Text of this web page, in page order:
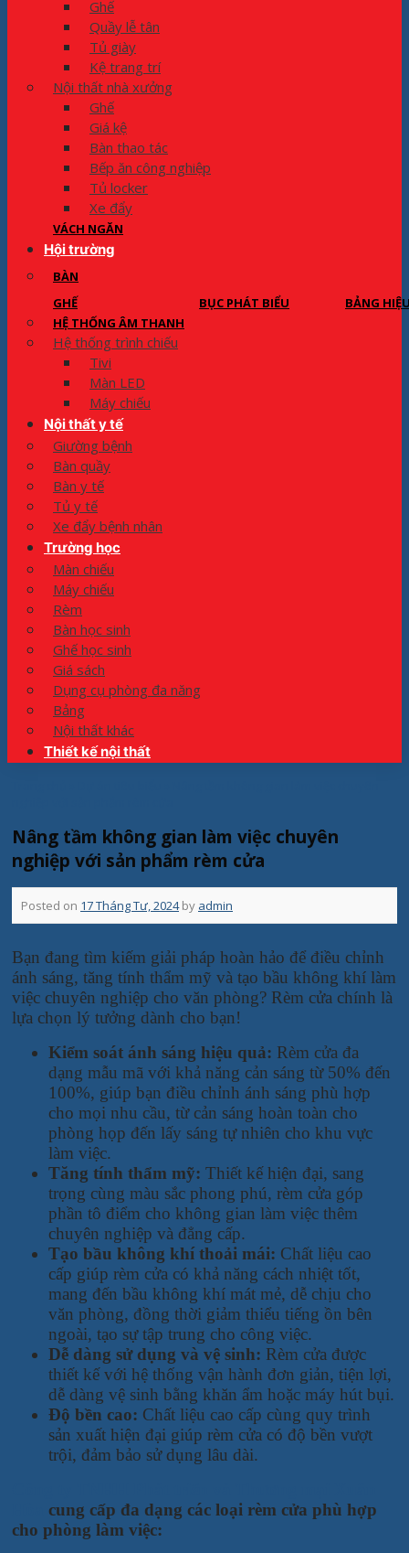
Ghế
Quầy lễ tân
Tủ giày
Kệ trang trí
Nội thất nhà xưởng
Ghế
Giá kệ
Bàn thao tác
Bếp ăn công nghiệp
Tủ locker
Xe đẩy
VÁCH NGĂN
Hội trường
BÀN
GHẾ
BỤC PHÁT BIỂU
BẢNG
HỆ THỐNG ÂM THANH
Hệ thống trình chiếu
Tivi
Màn LED
Máy chiếu
Nội thất y tế
Giường bệnh
Bàn quầy
Bàn y tế
Tủ y tế
Xe đẩy bệnh nhân
Trường học
Màn chiếu
Máy chiếu
Rèm
Bàn học sinh
Ghế học sinh
Giá sách
Dụng cụ phòng đa năng
Bảng
Nội thất khác
Thiết kế nội thất
Nâng tầm không gian làm việc chuyên
nghiệp với sản phẩm rèm cửa
Posted on 17 Tháng Tư, 2024by admin
Bạn đang tìm kiếm giải pháp hoàn hảo để điều chỉnh
ánh sáng, tăng tính thẩm mỹ và tạo bầu không khí làm
việc chuyên nghiệp cho văn phòng? Rèm cửa chính là
lựa chọn lý tưởng dành cho bạn!
Kiểm soát ánh sáng hiệu quả: Rèm cửa đa
dạng mẫu mã với khả năng cản sáng từ 50% đến
100%, giúp bạn điều chỉnh ánh sáng phù hợp
cho mọi nhu cầu, từ cản sáng hoàn toàn cho
phòng họp đến lấy sáng tự nhiên cho khu vực
làm việc.
Tăng tính thẩm mỹ: Thiết kế hiện đại, sang
trọng cùng màu sắc phong phú, rèm cửa góp
phần tô điểm cho không gian làm việc thêm
chuyên nghiệp và đẳng cấp.
Tạo bầu không khí thoải mái: Chất liệu cao
cấp giúp rèm cửa có khả năng cách nhiệt tốt,
mang đến bầu không khí mát mẻ, dễ chịu cho
văn phòng, đồng thời giảm thiểu tiếng ồn bên
ngoài, tạo sự tập trung cho công việc.
Dễ dàng sử dụng và vệ sinh: Rèm cửa được
thiết kế với hệ thống vận hành đơn giản, tiện lợi,
dễ dàng vệ sinh bằng khăn ẩm hoặc máy hút bụi.
Độ bền cao: Chất liệu cao cấp cùng quy trình
sản xuất hiện đại giúp rèm cửa có độ bền vượt
trội, đảm bảo sử dụng lâu dài.
cung cấp đa dạng các loại rèm cửa phù hợp
cho phòng làm việc: